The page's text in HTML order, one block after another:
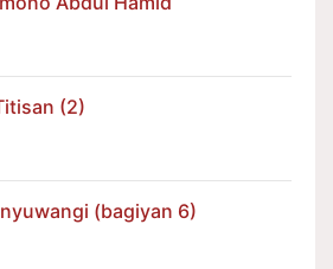
(2)
(bagiyan 6)